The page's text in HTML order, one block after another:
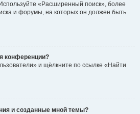
«Расширенный поиск», более
и форумы, на которых он должен быть
конференции?
и щёлкните по ссылке «Найти
и созданные мной темы?